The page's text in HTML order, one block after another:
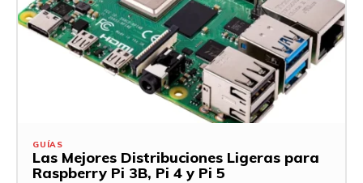
GUÍAS
Las Mejores Distribuciones Ligeras para
Raspberry Pi 3B, Pi 4 y Pi 5